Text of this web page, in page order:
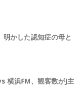
明かした認知症の母と
横浜FM、観客数がJ主